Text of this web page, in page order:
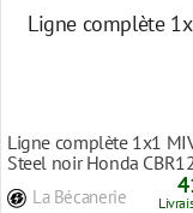
Ligne complète 1x1
Steel noir Honda
La Bécanerie